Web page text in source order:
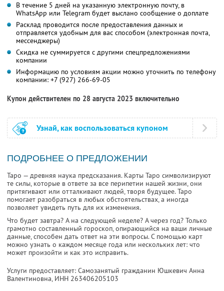
В течение 5 дней на указанную электронную почту, в
WhatsApp или Telegram будет выслано сообщение о доплате
Расклад проводится после предоставления данных и
отправляется удобным для вас способом (электронная почта,
мессенджеры)
Скидка не суммируется с другими спецпредложениями
компании
Информацию по условиям акции можно уточнить по телефону
компании: +7 (927) 266-69-05
Купон действителен по 28 августа 2023 включительно
Узнай, как воспользоваться купоном
ПОДРОБНЕЕ О ПРЕДЛОЖЕНИИ
Таро — древняя наука предсказания. Карты Таро символизируют
те силы, которые в ответе за все перипетии нашей жизни, они
притягивают или отталкивают людей, творя будущее. Таро
помогает разобраться в любых обстоятельствах, а иногда
позволяет увидеть путь для их изменения.
Что будет завтра? А на следующей неделе? А через год? Только
грамотно составленный гороскоп, опирающийся на ваши личные
данные, способен дать ответ на эти вопросы. С помощью карт
можно узнать о каждом месяце года или нескольких лет: что
может произойти и как это исправить.
Услуги предоставляет: Самозанятый гражданин Юшкевич Анна
Валентиновна, ИНН 263406205103